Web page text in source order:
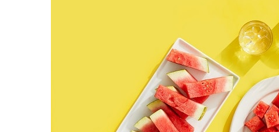
Лікарі назвали
коронавірусу в
14/Бер/2020